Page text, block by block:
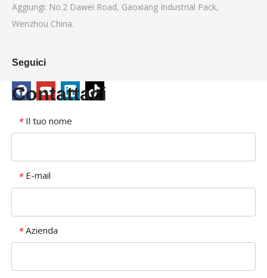
Aggiungi: No.2 Dawei Road, Gaoxiang Industrial Pack,
Wenzhou China.
Seguici
Contattaci
* Il tuo nome
* E-mail
* Azienda